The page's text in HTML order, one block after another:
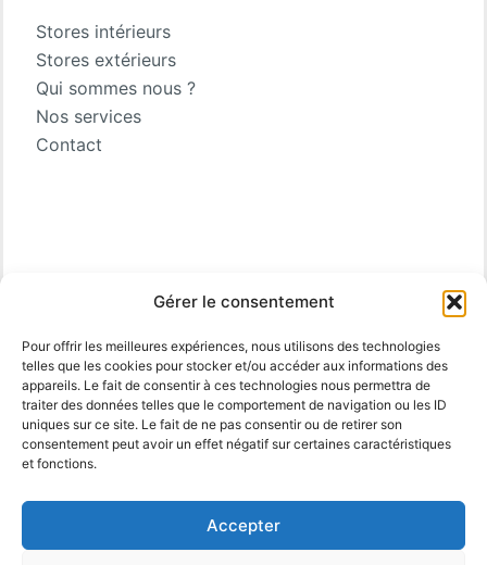
Gérer le consentement
Pour offrir les meilleures expériences, nous utilisons des technologies
telles que les cookies pour stocker et/ou accéder aux informations des
appareils. Le fait de consentir à ces technologies nous permettra de
traiter des données telles que le comportement de navigation ou les ID
uniques sur ce site. Le fait de ne pas consentir ou de retirer son
consentement peut avoir un effet négatif sur certaines caractéristiques
et fonctions.
Accepter
Stores intérieurs
Stores extérieurs
Qui sommes nous ?
Nos services
Contact